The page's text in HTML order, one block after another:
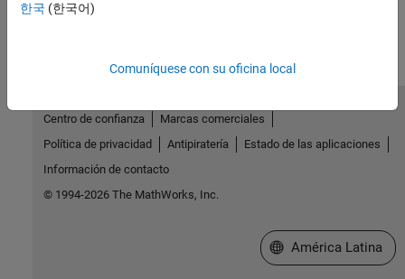
한국 (한국어)
Comuníquese con su oficina local
Centro de confianza
Marcas comerciales
Política de privacidad
Antipiratería
Estado de las aplicaciones
Información de contacto
© 1994-2026 The MathWorks, Inc.
Seleccione un país/
América Latina